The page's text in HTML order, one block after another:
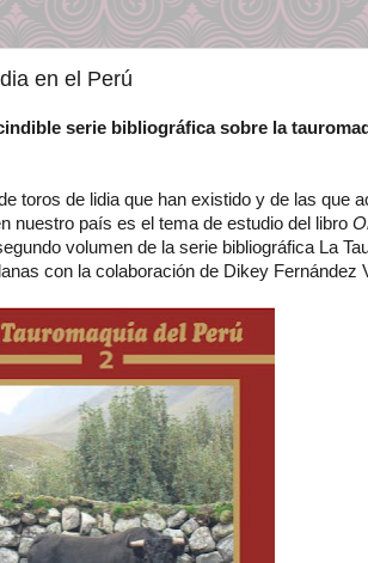
en el Perú
serie bibliográfica sobre la
toros de lidia que han existido y de las que
nuestro país es el tema de estudio del libro
volumen de la serie bibliográfica La
con la colaboración de Dikey Fernández